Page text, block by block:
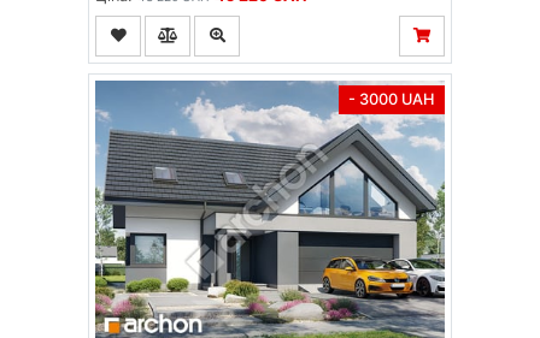
- 3000 UAH